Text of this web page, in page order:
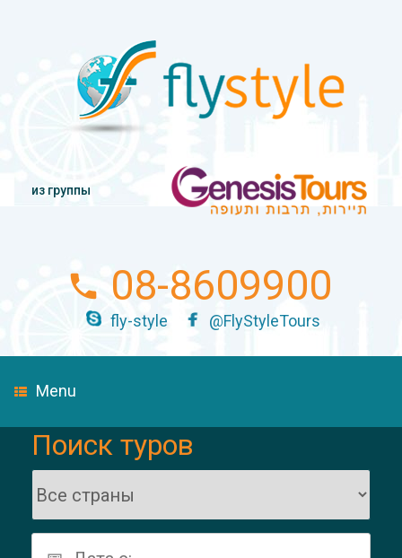
из группы
08-8609900
fly-style @FlyStyleTours
Menu
Поиск туров